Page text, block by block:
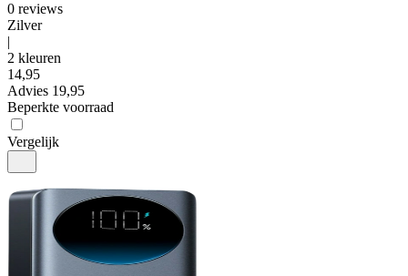
0 reviews
Zilver
|
2 kleuren
14,95
Advies 19,95
Beperkte voorraad
Vergelijk